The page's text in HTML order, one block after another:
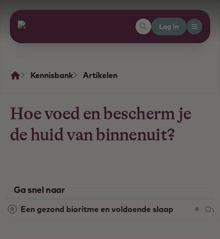
Log in
Kennisbank Artikelen
Hoe voed en bescherm je
de huid van binnenuit?
Ga snel naar
Een gezond bioritme en voldoende slaap